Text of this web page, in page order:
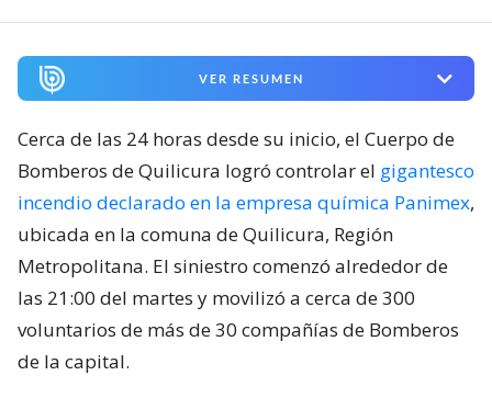
VER RESUMEN
Cerca de las 24 horas desde su inicio, el Cuerpo de
Bomberos de Quilicura logró controlar el gigantesco
incendio declarado en la empresa química Panimex,
ubicada en la comuna de Quilicura, Región
Metropolitana. El siniestro comenzó alrededor de
las 21:00 del martes y movilizó a cerca de 300
voluntarios de más de 30 compañías de Bomberos
de la capital.